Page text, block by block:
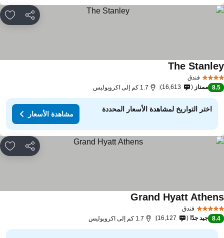
مشاركة
فندق
Theمشاهدة الأسعار
8.5 ممتاز 16,613 1.7 كم إلى اكروبوليس
اختر التواريخ لمشاهدة الأسعار المحددة
مشاهدة الأسعار
مشاركة
فندق
Grand Hyattمشاهدة الأسعار
8.4 جيد جدًا 16,127 1.7 كم إلى اكروبوليس